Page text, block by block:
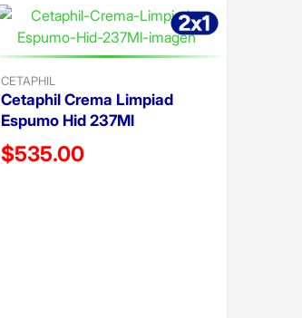
CETAPHIL
Cetaphil Crema Limpiad
Espumo Hid 237Ml
Precio reducido de
$535.00